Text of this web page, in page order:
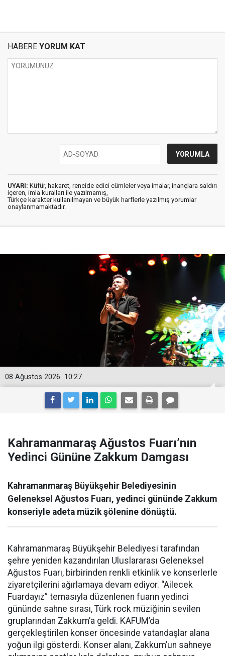
HABERE YORUM KAT
UYARI: Küfür, hakaret, rencide edici cümleler veya imalar, inançlara saldırı
içeren, imla kuralları ile yazılmamış,
Türkçe karakter kullanılmayan ve büyük harflerle yazılmış yorumlar
onaylanmamaktadır.
10:27
08 Ağustos 2026
Kahramanmaraş Ağustos Fuarı’nın
Yedinci Gününe Zakkum Damgası
Kahramanmaraş Büyükşehir Belediyesinin
Geleneksel Ağustos Fuarı, yedinci gününde Zakkum
konseriyle adeta müzik şölenine dönüştü.
Kahramanmaraş Büyükşehir Belediyesi tarafından
şehre yeniden kazandırılan Uluslararası Geleneksel
Ağustos Fuarı, birbirinden renkli etkinlik ve konserlerle
ziyaretçilerini ağırlamaya devam ediyor. “Ailecek
Fuardayız” temasıyla düzenlenen fuarın yedinci
gününde sahne sırası, Türk rock müziğinin sevilen
gruplarından Zakkum’a geldi. KAFUM’da
gerçekleştirilen konser öncesinde vatandaşlar alana
yoğun ilgi gösterdi. Konser alanı, Zakkum’un sahneye